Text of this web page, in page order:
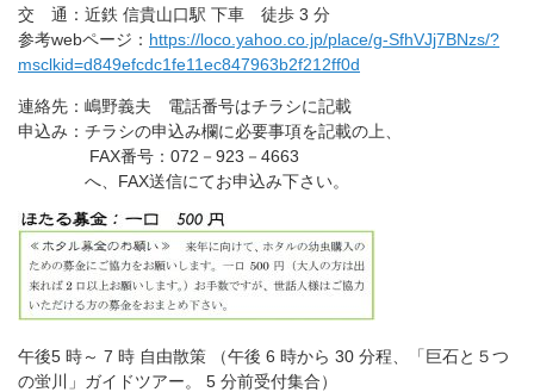
交 通：近鉄 信貴山口駅 下車 徒歩 3 分
参考webページ： https://loco.yahoo.co.jp/place/g-SfhVJj7BNzs/?
msclkid=d849efcdc1fe11ec847963b2f212ff0d
連絡先：嶋野義夫 電話番号はチラシに記載
申込み：チラシの申込み欄に必要事項を記載の上、
FAX番号：072－923－4663
へ、FAX送信にてお申込み下さい。
午後5 時～ 7 時 自由散策 （午後 6 時から 30 分程、「巨石と５つ
の蛍川」ガイドツアー。 5 分前受付集合）